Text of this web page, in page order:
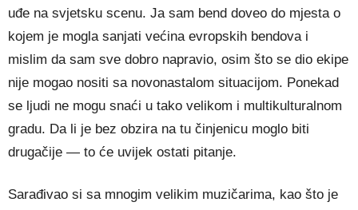
uđe na svjetsku scenu. Ja sam bend doveo do mjesta o
kojem je mogla sanjati većina evropskih bendova i
mislim da sam sve dobro napravio, osim što se dio ekipe
nije mogao nositi sa novonastalom situacijom. Ponekad
se ljudi ne mogu snaći u tako velikom i multikulturalnom
gradu. Da li je bez obzira na tu činjenicu moglo biti
drugačije — to će uvijek ostati pitanje.
Sarađivao si sa mnogim velikim muzičarima, kao što je